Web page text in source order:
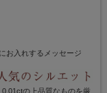
お入れするメッセージ
の上品質なものを厳